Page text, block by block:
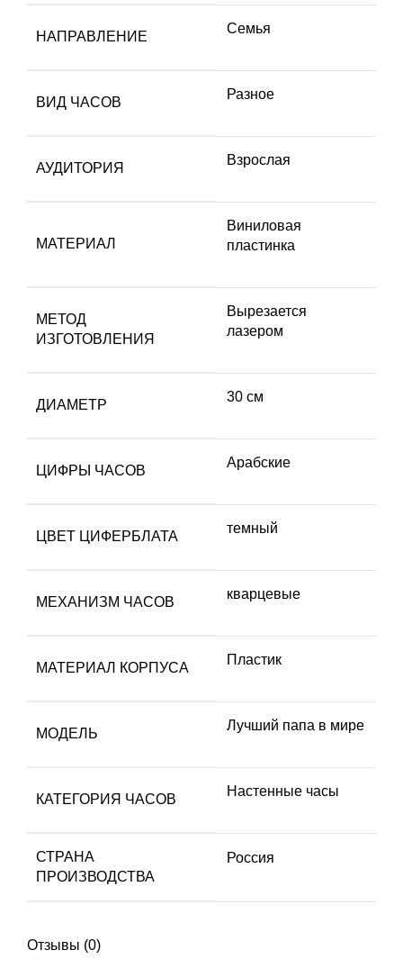
НАПРАВЛЕНИЕ
Семья
ВИД ЧАСОВ
Разное
АУДИТОРИЯ
Взрослая
МАТЕРИАЛ
Виниловая
пластинка
МЕТОД
ИЗГОТОВЛЕНИЯ
Вырезается
лазером
ДИАМЕТР
30 см
ЦИФРЫ ЧАСОВ
Арабские
ЦВЕТ ЦИФЕРБЛАТА
темный
МЕХАНИЗМ ЧАСОВ
кварцевые
МАТЕРИАЛ КОРПУСА
Пластик
МОДЕЛЬ
Лучший папа в мире
КАТЕГОРИЯ ЧАСОВ
Настенные часы
СТРАНА
ПРОИЗВОДСТВА
Россия
Отзывы (0)